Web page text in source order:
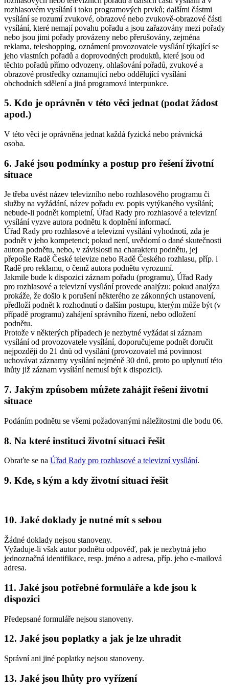
rozhlasovém vysílání i toku programových prvků; dalšími částmi
vysílání se rozumí zvukové, obrazové nebo zvukově-obrazové části
vysílání, které nemají povahu pořadu a jsou zařazovány mezi pořady
nebo jsou jimi pořady provázeny nebo přerušovány, zejména
reklama, teleshopping, oznámení provozovatele vysílání týkající se
jeho vlastních pořadů a doprovodných produktů, které jsou od
těchto pořadů přímo odvozeny, ohlašování pořadů, zvukové a
obrazové prostředky oznamující nebo oddělující vysílání
obchodních sdělení a jiná programová interpunkce.
5. Kdo je oprávněn v této věci jednat (podat žádost
apod.)
V této věci je oprávněna jednat každá fyzická nebo právnická
osoba.
6. Jaké jsou podmínky a postup pro řešení životní
situace
Je třeba uvést název televizního nebo rozhlasového programu či
služby na vyžádání, název pořadu ev. popis vytýkaného vysílání;
nebude-li podnět kompletní, Úřad Rady pro rozhlasové a televizní
vysílání vyzve autora podnětu k doplnění informací.
Úřad Rady pro rozhlasové a televizní vysílání vyhodnotí, zda je
podnět v jeho kompetenci; pokud není, uvědomí o dané skutečnosti
autora podnětu, nebo, v závislosti na charakteru podnětu, jej
přepošle Radě České televize nebo Radě Českého rozhlasu, příp. i
Radě pro reklamu, o čemž autora podnětu vyrozumí.
Jakmile bude k dispozici záznam pořadu (programu), Úřad Rady
pro rozhlasové a televizní vysílání provede analýzu; pokud analýza
prokáže, že došlo k porušení některého ze zákonných ustanovení,
předloží podnět k rozhodnutí o dalším postupu, kterým může být (v
případě programu) zahájení správního řízení, nebo odložení
podnětu.
Protože v některých případech je nezbytné vyžádat si záznam
vysílání od provozovatele vysílání, doporučujeme podnět doručit
nejpozději do 21 dnů od vysílání (provozovatel má povinnost
uchovávat záznamy vysílání nejméně 30 dnů, proto po uplynutí této
lhůty již záznam vysílání nemusí být k dispozici).
7. Jakým způsobem můžete zahájit řešení životní
situace
Podáním podnětu se všemi požadovanými náležitostmi dle bodu 06.
8. Na které instituci životní situaci řešit
Obraťte se na Úřad Rady pro rozhlasové a televizní vysílání.
9. Kde, s kým a kdy životní situaci řešit
10. Jaké doklady je nutné mít s sebou
Žádné doklady nejsou stanoveny.
Vyžaduje-li však autor podnětu odpověď, pak je nezbytná jeho
jednoznačná identifikace, resp. jméno a adresa, příp. jeho e-mailová
adresa.
11. Jaké jsou potřebné formuláře a kde jsou k
dispozici
Předepsané formuláře nejsou stanoveny.
12. Jaké jsou poplatky a jak je lze uhradit
Správní ani jiné poplatky nejsou stanoveny.
13. Jaké jsou lhůty pro vyřízení